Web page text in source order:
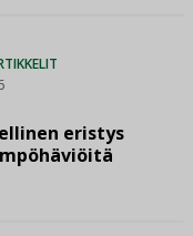
eristys